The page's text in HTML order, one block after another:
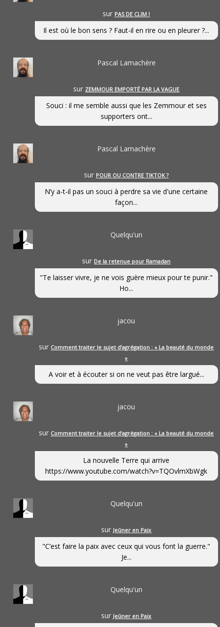
sur PAS DE CLIM !
Il est où le bon sens ? Faut-il en rire ou en pleurer ?...
Pascal Lamachère
sur ZEMMOUR EMPORTÉ PAR LA VAGUE
Souci : il me semble aussi que les Zemmour et ses
supporters ont...
Pascal Lamachère
sur POUR OU CONTRE TIKTOK ?
N’y a-t-il pas un souci à perdre sa vie d'une certaine
façon...
Quelqu'un
sur De la retenue pour Ramadan
"Te laisser vivre, je ne vois guère mieux pour te punir."
Ho...
jacou
sur Comment traiter le sujet d’agrégation : « La beauté du monde
»
A voir et à écouter si on ne veut pas être largué...
jacou
sur Comment traiter le sujet d’agrégation : « La beauté du monde
»
La nouvelle Terre qui arrive
https://www.youtube.com/watch?v=TQOvlmXbWgk
Quelqu'un
sur Jeûner en Paix
"C’est faire la paix avec ceux qui vous font la guerre."
Je...
Quelqu'un
sur Jeûner en Paix